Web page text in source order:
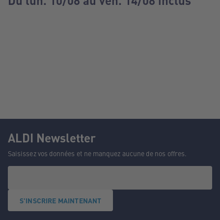
ALDI Newsletter
Saisissez vos données et ne manquez aucune de nos offres.
S'INSCRIRE MAINTENANT